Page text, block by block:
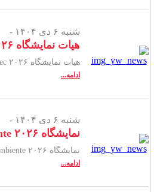
شنبه ۶ دی ۱۴۰۴ -
هیات نمایشگاه ۲۰۲۶ ceramitec
هیات نمایشگاه ۲۰۲۶ ceramitec
ادامه...
شنبه ۶ دی ۱۴۰۴ -
نمایشگاه ۲۰۲۶ Ambiente
نمایشگاه ۲۰۲۶ Ambiente
ادامه...